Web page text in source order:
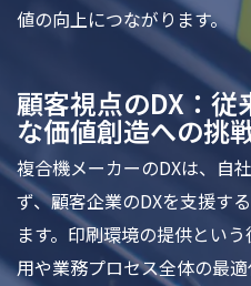
値の向上につながります。
顧客視点のDX：
な価値創造への挑
複合機メーカーのDXは、自
ず、顧客企業のDXを支援す
ます。印刷環境の提供とい
用や業務プロセス全体の最